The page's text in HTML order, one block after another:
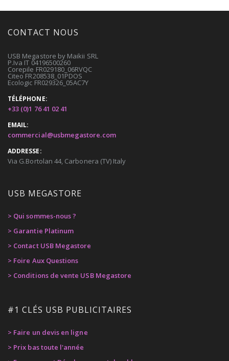
CONTACT NOUS
USB Megastore by Maikii SRL
P.Iva IT 04196500260
Corepile FR029180_06RVQC
Citeo FR208538_01PDOS
Ecologic FR029326_05AC7Y
TÉLÉPHONE:
+33 (0)1 76 41 02 41
EMAIL:
commercial@usbmegastore.com
ADDRESSE:
Via G.Bortolan 44, Carbonera (TV) Italy
USB MEGASTORE
> Qui sommes-nous ?
> Garantie Platinum
> Contact USB Megastore
> Foire Aux Questions
> Conditions de vente USB Megastore
#1 CLÉS USB PUBLICITAIRES
> Faire un devis en ligne
> Prix bas toute l'année